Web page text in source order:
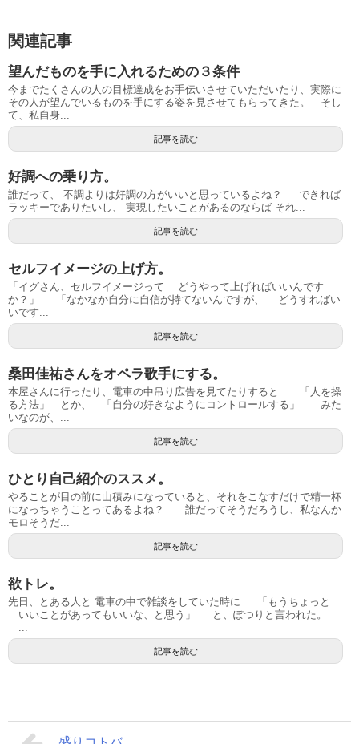
関連記事
望んだものを手に入れるための３条件
今までたくさんの人の目標達成をお手伝いさせていただいたり、実際に
その人が望んでいるものを手にする姿を見させてもらってきた。 そし
て、私自身...
記事を読む
好調への乗り方。
誰だって、 不調よりは好調の方がいいと思っているよね？ できれば
ラッキーでありたいし、 実現したいことがあるのならば それ...
記事を読む
セルフイメージの上げ方。
「イグさん、セルフイメージって どうやって上げればいいんです
か？」 「なかなか自分に自信が持てないんですが、 どうすればい
いです...
記事を読む
桑田佳祐さんをオペラ歌手にする。
本屋さんに行ったり、電車の中吊り広告を見てたりすると 「人を操
る方法」 とか、 「自分の好きなようにコントロールする」 みた
いなのが、...
記事を読む
ひとり自己紹介のススメ。
やることが目の前に山積みになっていると、それをこなすだけで精一杯
になっちゃうことってあるよね？ 誰だってそうだろうし、私なんか
モロそうだ...
記事を読む
欲トレ。
先日、とある人と 電車の中で雑談をしていた時に 「もうちょっと
いいことがあってもいいな、と思う」 と、ぽつりと言われた。
...
記事を読む